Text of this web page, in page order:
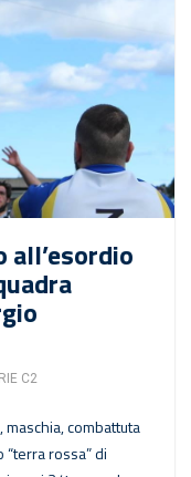
all’esordio
C2
combattuta
rossa” di